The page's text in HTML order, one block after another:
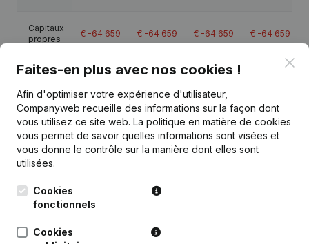
Capitaux
propres
€ -64 659 € -64 659 € -64 659 € -64 659
Publications de Topplant
24-03-2025 Demissions - Nominations
28-10-2021
Siège Social - Demissions -
Nominations
Faites-en plus avec nos cookies !
Afin d'optimiser votre expérience d'utilisateur,
Companyweb recueille des informations sur la façon dont
vous utilisez ce site web. La politique en matière de cookies
vous permet de savoir quelles informations sont visées et
vous donne le contrôle sur la manière dont elles sont
utilisées.
Cookies
fonctionnels
Cookies